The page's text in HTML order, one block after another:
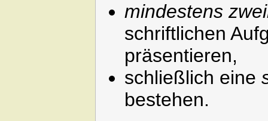
mindestens
schriftlichen
präsentieren,
schließlich eine
bestehen.